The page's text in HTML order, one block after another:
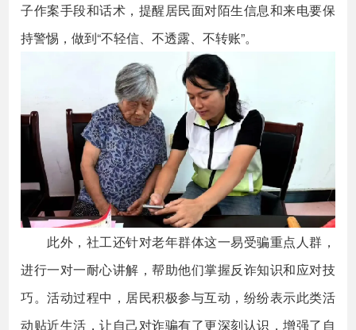
子作案手段和话术，提醒居民面对陌生信息和来电要保
持警惕，做到“不轻信、不透露、不转账”。
此外，社工还针对老年群体这一易受骗重点人群，
进行一对一耐心讲解，帮助他们掌握反诈知识和应对技
巧。活动过程中，居民积极参与互动，纷纷表示此类活
动贴近生活，让自己对诈骗有了更深刻认识，增强了自